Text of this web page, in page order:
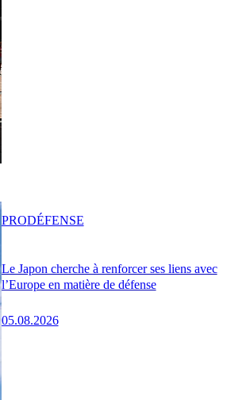
Le Japon cherche à renforcer ses liens avec
l’Europe en matière de défense
05.08.2026
PRODÉFENSE